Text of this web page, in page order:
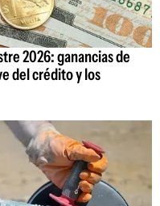
2026: ganancias de
del crédito y los